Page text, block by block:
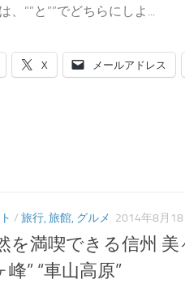
、””と””でどちらにしよ...
X メールアドレス
/ 旅行, 旅館, グルメ 2014年8月18
を満喫できる信州
峰” “車山高原”